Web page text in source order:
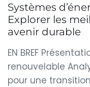
Systèmes
Explorer les
avenir durable
EN BREF
renouvelable
pour une